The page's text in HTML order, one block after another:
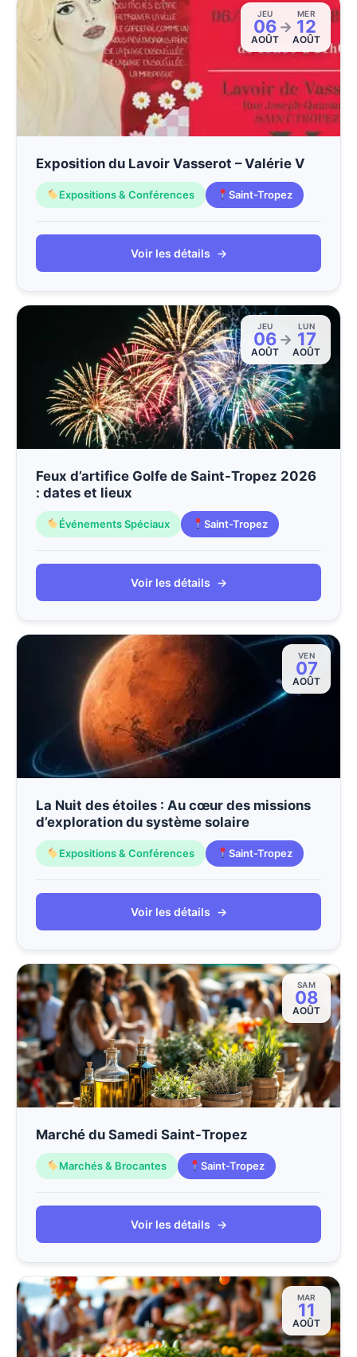
JEU
06
AOÛT
→
MER
12
AOÛT
Exposition du Lavoir Vasserot – Valérie V
Expositions & Conférences Saint-Tropez
Voir les détails →
JEU
06
AOÛT
→
LUN
17
AOÛT
Feux d’artifice Golfe de Saint-Tropez 2026
: dates et lieux
Événements Spéciaux Saint-Tropez
Voir les détails →
VEN
07
AOÛT
La Nuit des étoiles : Au cœur des missions
d’exploration du système solaire
Expositions & Conférences Saint-Tropez
Voir les détails →
SAM
08
AOÛT
Marché du Samedi Saint-Tropez
Marchés & Brocantes Saint-Tropez
Voir les détails →
MAR
11
AOÛT